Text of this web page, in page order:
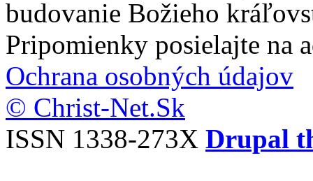
budovanie Božieho
Pripomienky posielajte na
Ochrana osobných údajov
© Christ-Net.Sk
ISSN 1338-273X Drupal